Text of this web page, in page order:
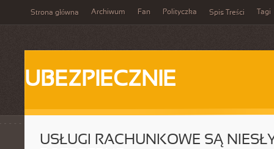
Strona główna Archiwum Fan Polityczka Spis Treści Tagi
UBEZPIECZNIE
USŁUGI RACHUNKOWE SĄ